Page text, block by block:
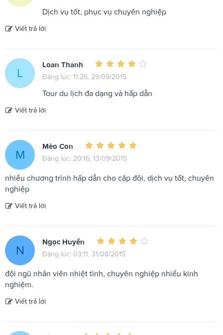
Dịch vụ tốt, phục vụ chuyên nghiệp
Viết trả lời
L
Loan Thanh
Đăng lúc: 11:26, 29/09/2015
Tour du lịch đa dạng và hấp dẫn
Viết trả lời
M
Mèo Con
Đăng lúc: 20:16, 13/09/2015
nhiều chương trình hấp dẫn cho cặp đôi, dịch vụ tốt, chuyên
nghiệp
Viết trả lời
N
Ngọc Huyền
Đăng lúc: 03:11, 31/08/2015
đội ngũ nhân viên nhiệt tình, chuyên nghiệp nhiều kinh
nghiệm.
Viết trả lời